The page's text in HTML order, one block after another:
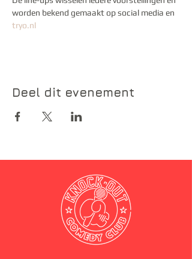
worden bekend gemaakt op social media en
tryo.nl
Deel dit evenement